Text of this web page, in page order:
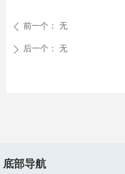
ꄴ 前一个： 无
ꄲ 后一个： 无
底部导航